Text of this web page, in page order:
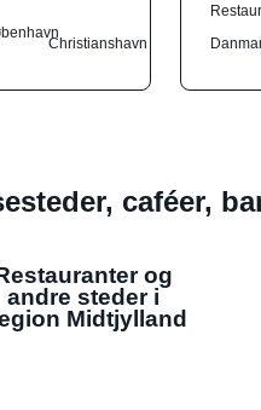
Christianshavn
caféer,
og
andre steder i
Midtjylland